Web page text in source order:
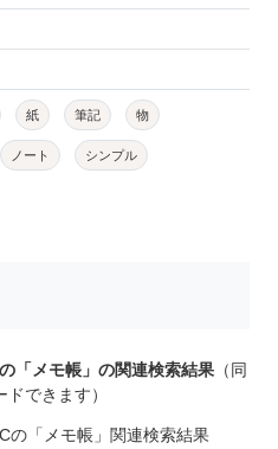
紙 筆記 物
ノート シンプル
「メモ帳」の関連検索結果 （同
できます）
の「メモ帳」関連検索結果